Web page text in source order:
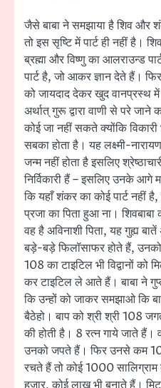
जैसे बाबा ने समझाया है शिव और
तो इस सृष्टि में पार्ट ही नहीं है।
ब्रह्मा और विष्णु का आलराउन्ड
पार्ट है, जो आकर ज्ञान देते हैं।
को जायदाद देकर खुद वानप्रस्थ
अर्थात् गुरू द्वारा वाणी से परे जाने
कोई जा नहीं सकते क्योंकि विकारी
सबका होता है। यह लक्ष्मी-
जन्म नहीं होता है इसलिए
निर्विकारी हैं – इसलिए उनके आगे
कि यहाँ शंकर का कोई पार्ट नहीं
प्रजा का पिता हुआ ना।
वह है अविनाशी पिता, यह गुह्य
बड़े-बड़े फिलॉसाफर होते हैं,
108 का टाइटिल भी विद्वानों
कर टाइटिल ले आते हैं। बाबा ने
कि उन्हों को जाकर समझाओ कि
बैठेहो। बाप को श्री श्री 108
की होती है। 8 रत्न गाये जाते
उनको जपते हैं। फिर उनसे कम
रचते हैं तो कोई 1000
हज़ार, कोई लाख भी बनाते हैं।